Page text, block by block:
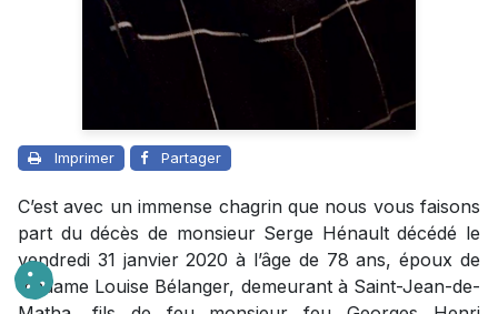
Imprimer Partager
C’est avec un immense chagrin que nous vous faisons
part du décès de monsieur Serge Hénault décédé le
vendredi 31 janvier 2020 à l’âge de 78 ans, époux de
madame Louise Bélanger, demeurant à Saint-Jean-de-